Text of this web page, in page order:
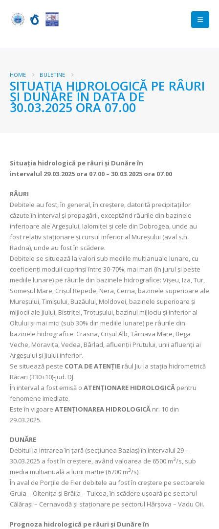
HOME BULETINE
SITUAȚIA HIDROLOGICĂ PE RÂURI
ȘI DUNĂRE ÎN DATA DE
30.03.2025 ORA 07.00
Situația hidrologică pe râuri și Dunăre în
intervalul 29.03.2025 ora 07.00 – 30.03.2025 ora 07.00
RÂURI
Debitele au fost, în general, în creştere, datorită precipitațiilor
căzute în interval şi propagării, exceptând râurile din bazinele
inferioare ale Argeșului, Ialomiței şi cele din Dobrogea, unde au
fost relativ staționare și cursul inferior al Mureșului (aval s.h.
Radna), unde au fost în scădere.
Debitele se situează la valori sub mediile multianuale lunare, cu
coeficienți moduli cuprinși între 30-70%, mai mari (în jurul şi peste
mediile lunare) pe râurile din bazinele hidrografice: Vișeu, Iza, Tur,
Someșul Mare, Crișul Repede, Nera, Cerna, bazinele superioare ale
Mureșului, Timișului, Buzăului, Moldovei, bazinele superioare și
mijlocii ale Jiului, Bistriței, Trotușului, bazinul mijlociu și inferior al
Oltului şi mai mici (sub 30% din mediile lunare) pe râurile din
bazinele hidrografice: Crasna, Crișul Alb, Târnava Mare, Bega
Veche, Moravița, Vedea, Bârlad, afluenții Prutului, unii afluenți ai
Argeșului și Jiului inferior.
Se situează peste COTA DE ATENȚIE râul Jiu la stația hidrometrică
Răcari (330+10)-jud. DJ.
În interval a fost emisă o ATENȚIONARE HIDROLOGICĂ pentru
fenomene imediate.
Este în vigoare ATENȚIONAREA HIDROLOGICĂ nr. 10 din
29.03.2025.
DUNĂRE
Debitul la intrarea în țară (secțiunea Baziaș) în intervalul 29 –
30.03.2025 a fost în creştere, având valoarea de 6500 m3/s, sub
media multianuală a lunii martie (6700 m3/s).
În aval de Porțile de Fier debitele au fost în creștere pe sectoarele
Gruia – Oltenița și Brăila – Tulcea, în scădere ușoară pe sectorul
Călărași – Cernavodă și staționare pe sectorul Hârșova – Vadu Oii.
Prognoza hidrologică pe râuri și Dunăre în